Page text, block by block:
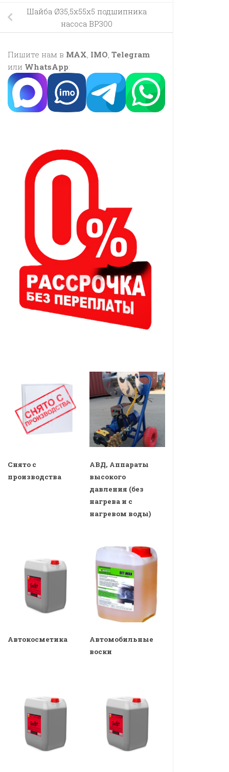
Шайба Ø35,5х55х5 подшипника
насоса BP300
Пишите нам в MAX, IMO, Telegram
или WhatsApp:
Снято с
производства
АВД, Аппараты
высокого
давления (без
нагрева и с
нагревом воды)
Автокосметика
Автомобильные
воски